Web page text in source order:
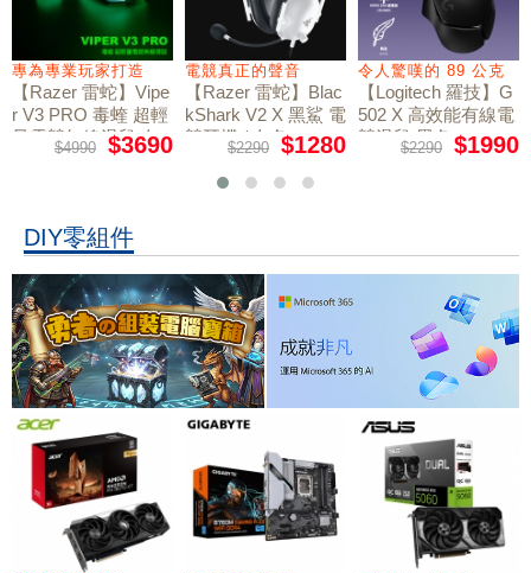
專為專業玩家打造
【Razer 雷蛇】Vipe
r V3 PRO 毒蝰 超輕
量電競無線滑鼠 白
$4990 $3690
電競真正的聲音
【Razer 雷蛇】Blac
kShark V2 X 黑鯊 電
競耳機 / 白色
$2290 $1280
令人驚嘆的 89 公克
【Logitech 羅技】G
502 X 高效能有線電
競滑鼠 黑色
$2290 $1990
DIY零組件